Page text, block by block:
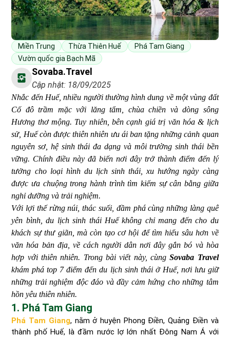
Miền Trung Thừa Thiên Huế
Phá Tam Giang
Vườn quốc gia Bạch Mã
Sovaba.travel
Cập nhật: 18/09/2025
Nhắc đến Huế, nhiều người thường hình dung về một vùng đất
Cố đô trầm mặc với lăng tẩm, chùa chiền và dòng sông
Hương thơ mộng. Tuy nhiên, bên cạnh giá trị văn hóa & lịch
sử, Huế còn được thiên nhiên ưu ái ban tặng những cảnh quan
nguyên sơ, hệ sinh thái đa dạng và môi trường sinh thái bền
vững. Chính điều này đã biến nơi đây trở thành điểm đến lý
tưởng cho loại hình du lịch sinh thái, xu hướng ngày càng
được ưa chuộng trong hành trình tìm kiếm sự cân bằng giữa
nghỉ dưỡng và trải nghiệm.
Với lợi thế rừng núi, thác suối, đầm phá cùng những làng quê
yên bình, du lịch sinh thái Huế không chỉ mang đến cho du
khách sự thư giãn, mà còn tạo cơ hội để tìm hiểu sâu hơn về
văn hóa bản địa, về cách người dân nơi đây gắn bó và hòa
hợp với thiên nhiên. Trong bài viết này, cùngSovaba Travel
khám phá top 7 điểm đến du lịch sinh thái ở Huế, nơi lưu giữ
những trải nghiệm độc đáo và đầy cảm hứng cho những tâm
hồn yêu thiên nhiên.
1. Phá Tam Giang
Phá Tam Giang, nằm ở huyện Phong Điền, Quảng Điền và
thành phố Huế, là đầm nước lợ lớn nhất Đông Nam Á với